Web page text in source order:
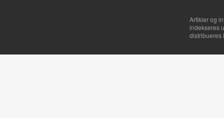
Artikler og
indekseres
distribueres